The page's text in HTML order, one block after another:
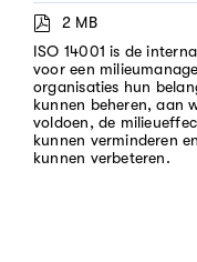
2 MB
ISO 14001 is de
voor een
organisaties hun
kunnen beheren, aan
voldoen, de
kunnen verminderen
kunnen verbeteren.